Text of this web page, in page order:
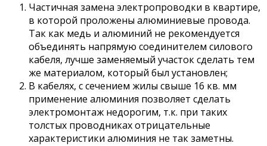
Частичная замена электропроводки в квартире,
в которой проложены алюминиевые провода.
Так как медь и алюминий не рекомендуется
объединять напрямую соединителем силового
кабеля, лучше заменяемый участок сделать тем
же материалом, который был установлен;
В кабелях, с сечением жилы свыше 16 кв. мм
применение алюминия позволяет сделать
электромонтаж недорогим, т.к. при таких
толстых проводниках отрицательные
характеристики алюминия не так заметны.